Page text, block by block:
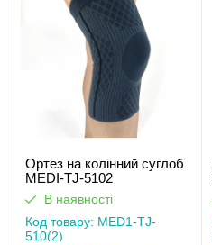
Ортез на колінний суглоб
MEDI-TJ-5102
В наявності
Код товару: MED1-TJ-
510(2)